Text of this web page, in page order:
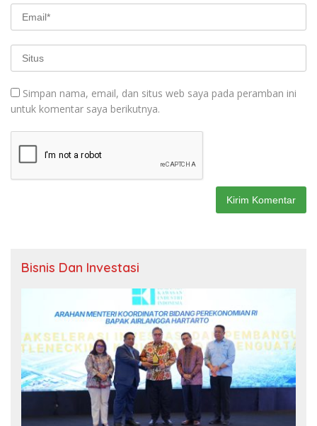
Simpan nama, email, dan situs web saya pada peramban ini
untuk komentar saya berikutnya.
Bisnis Dan Investasi